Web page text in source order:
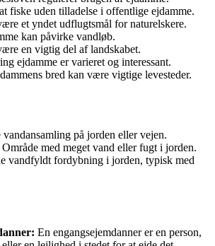
fiske uden tilladelse i offentlige ejdamme.
et yndet udflugtsmål for naturelskere.
kan påvirke vandløb.
en vigtig del af landskabet.
ejdamme er varieret og interessant.
bred kan være vigtige levesteder.
på jorden eller vejen.
Område med meget vand eller fugt i jorden.
vandfyldt fordybning i jorden, typisk med
En engangsejemdanner er en person,